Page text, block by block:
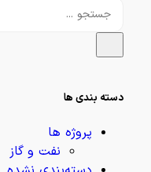
دسته بندی ها
پروژه ها
نفت و گاز